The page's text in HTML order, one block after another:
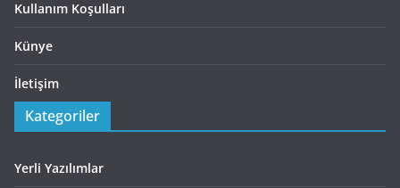
Kullanım Koşulları
Künye
İletişim
Kategoriler
Yerli Yazılımlar